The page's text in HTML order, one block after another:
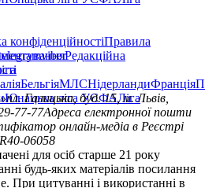
конфіденційностіПравила
Редакційна
viber
БельгіяМЛСНідерландиФранція
Юнацька ліга УЄФАЛіга
пл. Галицька, буд. 15, м. Львів,
77-77Адреса електронної пошти
онлайн-медіа в Реєстрі
06058
для осіб старше 21 року
будь-яких матеріалів посилання
При цитуванні і використанні в